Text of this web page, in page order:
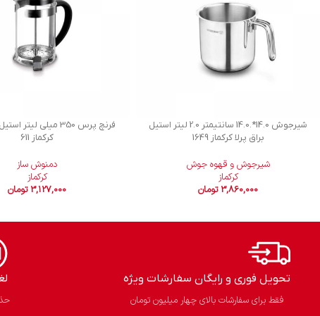
شیرجوش 14.0*.14.0 سانتیمتر 2.0 لیتر استیل
براق پرلا کرکماز 1649
شیرجوش و قهوه جوش
کرکماز
3,860,000 تومان
فرنچ پرس 350 میلی لیتر
کرکماز 611
دمنوش ساز
کرکماز
3,127,000 تومان
تحویل فوری و رایگان سفارشات ویژه
فقط برای سفارشات بالای چهار میلیون تومان